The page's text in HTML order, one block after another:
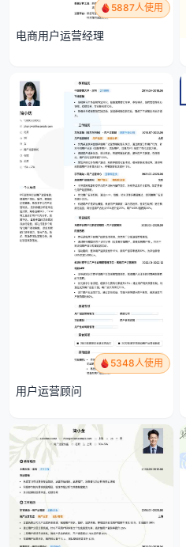
5887人使用
电商用户运营经理
5348人使用
用户运营顾问